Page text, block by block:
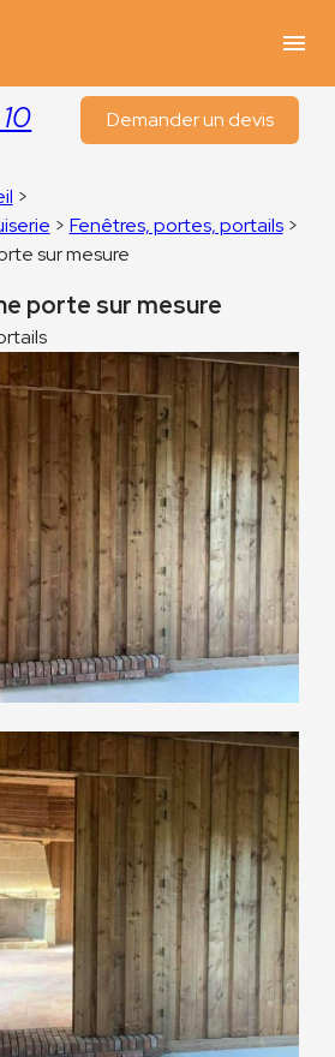
menu
Demander un devis
>
> Fenêtres, portes, portails>
sur mesure
porte sur mesure